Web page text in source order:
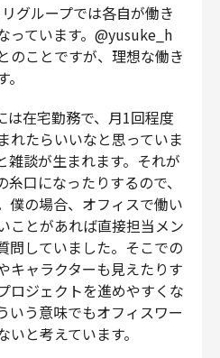
グループでは各自が働き
っています。@yusuke_h
のことですが、理想な働き
は在宅勤務で、月1回程度
れたらいいなと思っていま
雑談が生まれます。それが
口になったりするので、
僕の場合、オフィスで働い
ことがあれば直接担当メン
問していました。そこでの
キャラクターも見えたりす
ロジェクトを進めやすくな
いう意味でもオフィスワー
と考えています。